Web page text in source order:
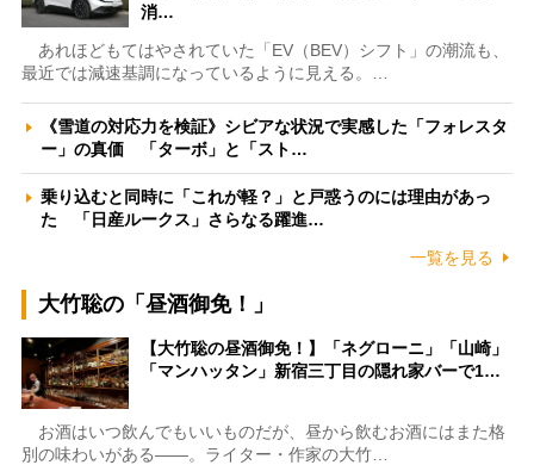
消…
あれほどもてはやされていた「EV（BEV）シフト」の潮流も、
最近では減速基調になっているように見える。…
《雪道の対応力を検証》シビアな状況で実感した「フォレスタ
ー」の真価 「ターボ」と「スト…
乗り込むと同時に「これが軽？」と戸惑うのには理由があっ
た 「日産ルークス」さらなる躍進…
一覧を見る
大竹聡の「昼酒御免！」
【大竹聡の昼酒御免！】「ネグローニ」「山崎」
「マンハッタン」新宿三丁目の隠れ家バーで1…
お酒はいつ飲んでもいいものだが、昼から飲むお酒にはまた格
別の味わいがある――。ライター・作家の大竹…